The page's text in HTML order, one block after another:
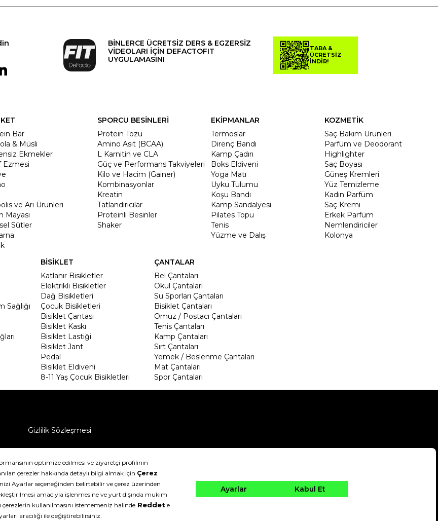
BİNLERCE ÜCRETSİZ DERS & EGZERSİZ
VİDEOLARI İÇİN DEFACTOFIT
UYGULAMASINI
TARA &
ÜCRETSİZ
İNDİR!
Bar
& Müsli
Ekmekler
Ezmesi
ve Arı Ürünleri
Mayası
Sütler
SPORCU BESİNLERİ
Protein Tozu
Amino Asit (BCAA)
L Karnitin ve CLA
Güç ve Performans Takviyeleri
Kilo ve Hacim (Gainer)
Kombinasyonlar
Kreatin
Tatlandırıcılar
Proteinli Besinler
Shaker
EKİPMANLAR
Termoslar
Direnç Bandı
Kamp Çadırı
Boks Eldiveni
Yoga Matı
Uyku Tulumu
Koşu Bandı
Kamp Sandalyesi
Pilates Topu
Tenis
Yüzme ve Dalış
KOZMETİK
Saç Bakım Ürünleri
Parfüm ve Deodorant
Highlighter
Saç Boyası
Güneş Kremleri
Yüz Temizleme
Kadın Parfüm
Saç Kremi
Erkek Parfüm
Nemlendiriciler
Kolonya
Sağlığı
BİSİKLET
Katlanır Bisikletler
Elektrikli Bisikletler
Dağ Bisikletleri
Çocuk Bisikletleri
Bisiklet Çantası
Bisiklet Kaskı
Bisiklet Lastiği
Bisiklet Jant
Pedal
Bisiklet Eldiveni
8-11 Yaş Çocuk Bisikletleri
ÇANTALAR
Bel Çantaları
Okul Çantaları
Su Sporları Çantaları
Bisiklet Çantaları
Omuz / Postacı Çantaları
Tenis Çantaları
Kamp Çantaları
Sırt Çantaları
Yemek / Beslenme Çantaları
Mat Çantaları
Spor Çantaları
Gizlilik Sözleşmesi